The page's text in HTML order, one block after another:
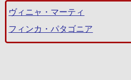
ヴィニャ・マーティ
フィンカ・パタゴニア